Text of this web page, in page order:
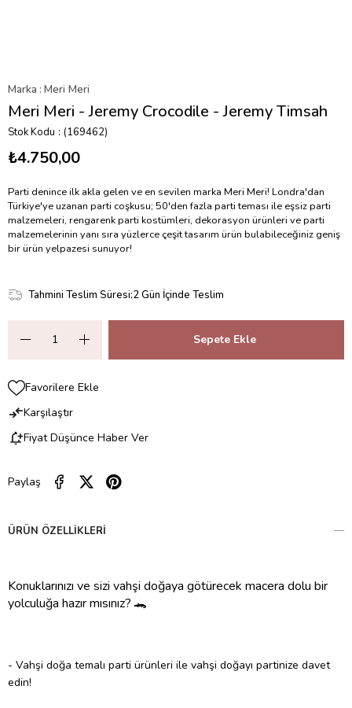
Marka : Meri Meri
Meri Meri - Jeremy Crocodile - Jeremy Timsah
Stok Kodu (169462)
₺4.750,00
Parti denince ilk akla gelen ve en sevilen marka Meri Meri! Londra'dan
Türkiye'ye uzanan parti coşkusu; 50'den fazla parti teması ile eşsiz parti
malzemeleri, rengarenk parti kostümleri, dekorasyon ürünleri ve parti
malzemelerinin yanı sıra yüzlerce çeşit tasarım ürün bulabileceğiniz geniş
bir ürün yelpazesi sunuyor!
Tahmini Teslim Süresi:2 Gün İçinde Teslim
Favorilere Ekle
Karşılaştır
Fiyat Düşünce Haber Ver
Paylaş
ÜRÜN ÖZELLIKLERI
Konuklarınızı ve sizi vahşi doğaya götürecek macera dolu bir
yolculuğa hazır mısınız? 🐊
- Vahşi doğa temalı parti ürünleri ile vahşi doğayı partinize davet
edin!